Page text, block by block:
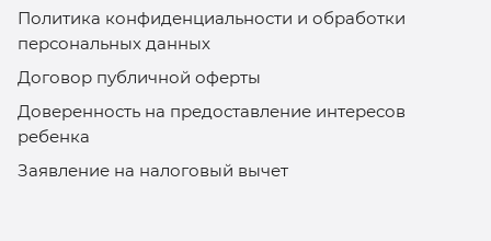
Политика конфиденциальности и обработки
персональных данных
Договор публичной оферты
Доверенность на предоставление интересов
ребенка
Заявление на налоговый вычет